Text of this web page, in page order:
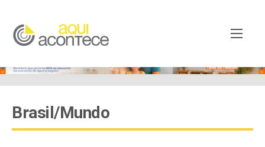
Brasil/Mundo